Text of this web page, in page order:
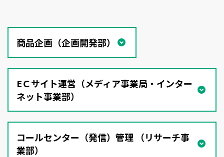
商品企画（企画開発部）
EＣサイト運営（メディア事業局・インター
ネット事業部）
コールセンター（発信）管理 （リサーチ事
業部）